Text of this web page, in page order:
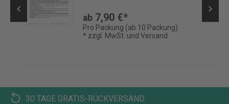
ab 7,90 €*
Pro Packung (ab 10 Packung)
* zzgl. MwSt. und Versand
30 TAGE GRATIS-RÜCKVERSAND